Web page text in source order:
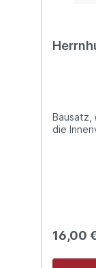
Bausatz,
die
16,00